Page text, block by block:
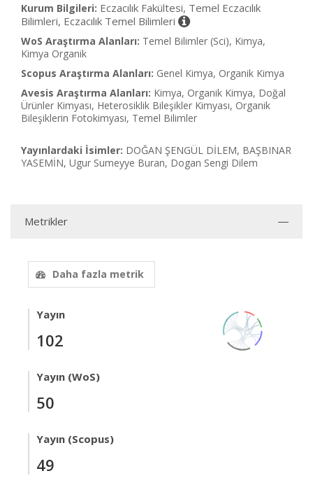
Kurum Bilgileri: Eczacılık Fakültesi, Temel Eczacılık
Bilimleri, Eczacılık Temel Bilimleri
WoS Araştırma Alanları: Temel Bilimler (Sci), Kimya,
Kimya Organik
Scopus Araştırma Alanları: Genel Kimya, Organik Kimya
Avesis Araştırma Alanları: Kimya, Organik Kimya, Doğal
Ürünler Kimyası, Heterosiklik Bileşikler Kimyası, Organik
Bileşiklerin Fotokimyası, Temel Bilimler
Yayınlardaki İsimler: DOĞAN ŞENGÜL DİLEM, BAŞBINAR
YASEMİN, Ugur Sumeyye Buran, Dogan Sengi Dilem
Metrikler
Daha fazla metrik
Yayın
102
Yayın (WoS)
50
Yayın (Scopus)
49